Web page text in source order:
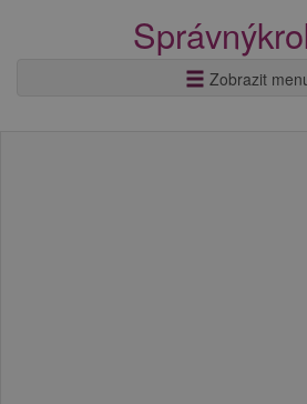
Zobrazit